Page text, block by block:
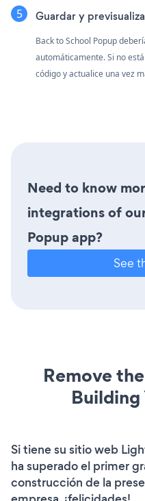
Guardar y
Back to School Popup
automáticamente. Si no
código y actualice una vez
Need to know
integrations of
Popup app?
See
Remove
Building
Si tiene su sitio web
ha superado el primer
construcción de la